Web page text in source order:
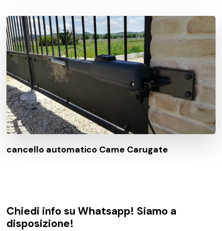
cancello automatico Came Carugate
Chiedi info su Whatsapp! Siamo a
disposizione!